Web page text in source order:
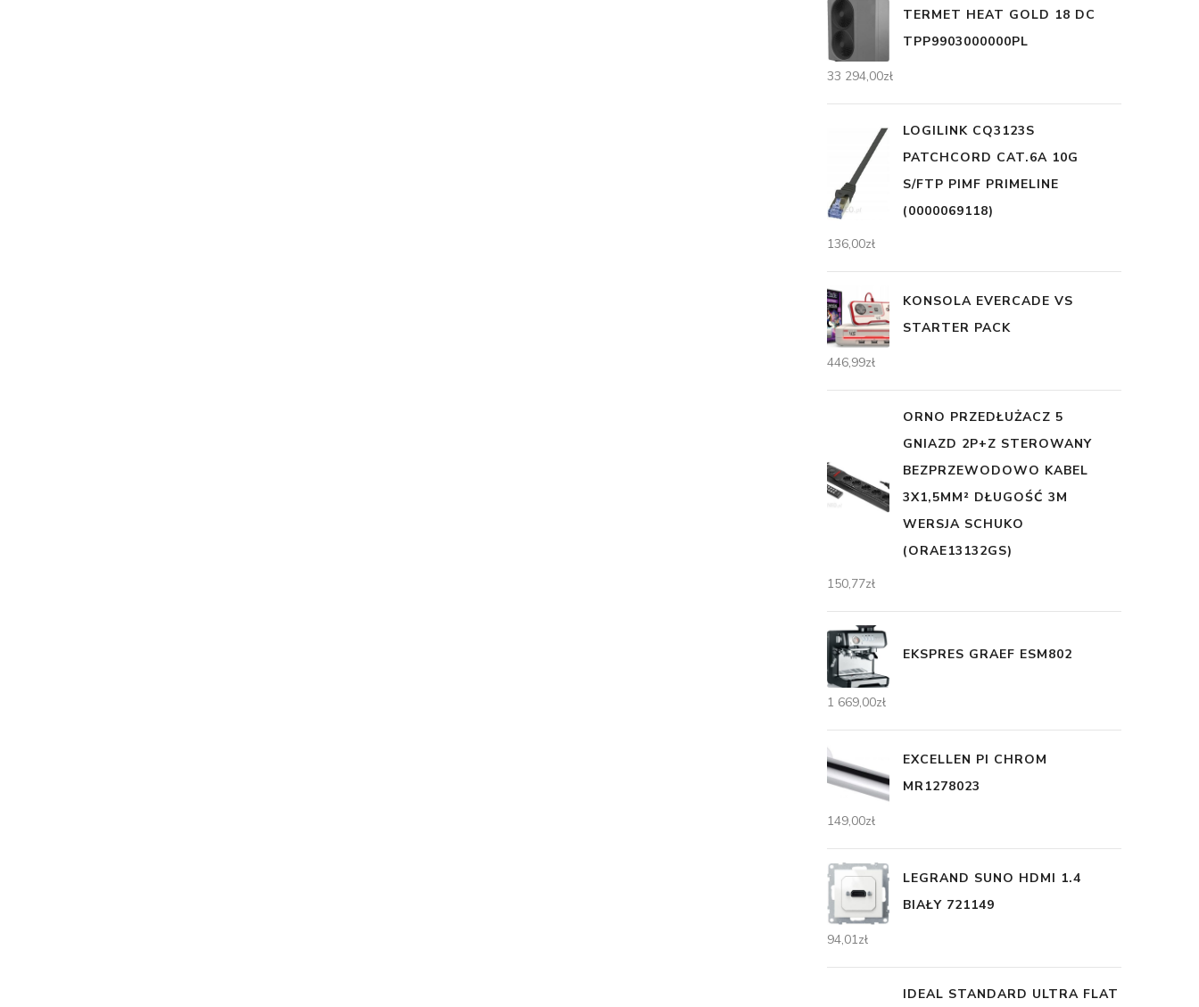
TERMET HEAT GOLD 18 DC
TPP9903000000PL
33 294,00zł
LOGILINK CQ3123S
PATCHCORD CAT.6A 10G
S/FTP PIMF PRIMELINE
(0000069118)
136,00zł
KONSOLA EVERCADE VS
STARTER PACK
446,99zł
ORNO PRZEDŁUŻACZ 5
GNIAZD 2P+Z STEROWANY
BEZPRZEWODOWO KABEL
3X1,5MM² DŁUGOŚĆ 3M
WERSJA SCHUKO
(ORAE13132GS)
150,77zł
EKSPRES GRAEF ESM802
1 669,00zł
EXCELLEN PI CHROM
MR1278023
149,00zł
LEGRAND SUNO HDMI 1.4
BIAŁY 721149
94,01zł
IDEAL STANDARD ULTRA FLAT